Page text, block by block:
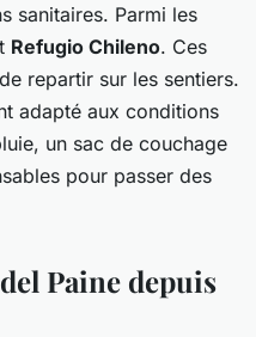
sanitaires. Parmi les
Refugio Chileno. Ces
repartir sur les sentiers.
adapté aux conditions
un sac de couchage
pour passer des
Paine depuis